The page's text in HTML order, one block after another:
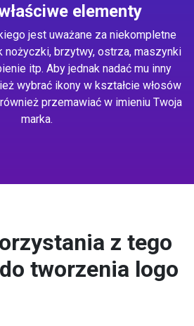
elementy
jest uważane za niekompletne
nożyczki, brzytwy, ostrza, maszynki
itp. Aby jednak nadać mu inny
wybrać ikony w kształcie włosów
przemawiać w imieniu Twoja
marka.
z tego
tworzenia logo